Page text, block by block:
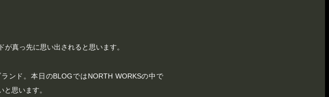
真っ先に思い出されると思います。
ンド。本日のBLOGではNORTH WORKSの中で
思います。